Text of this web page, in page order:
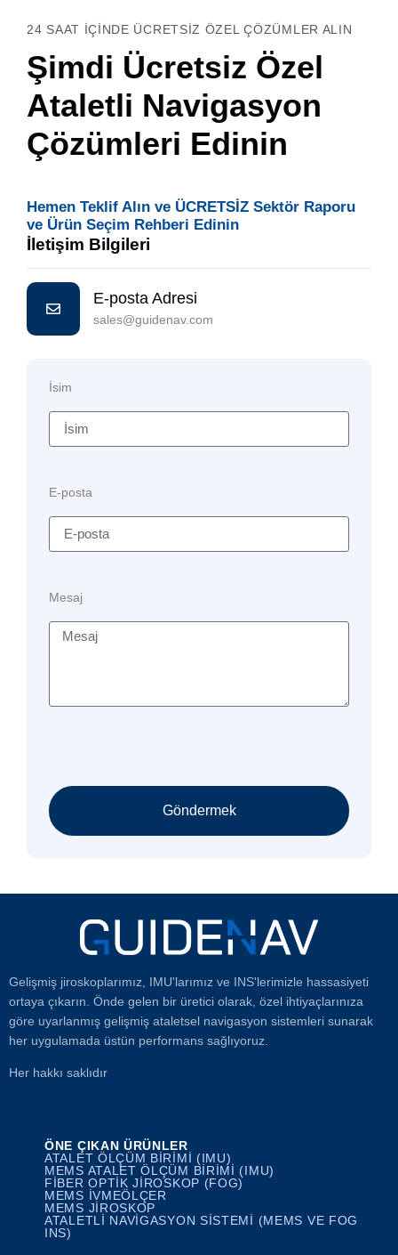
24 SAAT IÇINDE ÜCRETSIZ ÖZEL ÇÖZÜMLER ALIN
Şimdi Ücretsiz Özel
Ataletli Navigasyon
Çözümleri Edinin
Hemen Teklif Alın ve ÜCRETSİZ Sektör Raporu
ve Ürün Seçim Rehberi Edinin
İletişim Bilgileri
E-posta Adresi
sales@guidenav.com
İsim
E-posta
Mesaj
Göndermek
Gelişmiş jiroskoplarımız, IMU'larımız ve INS'lerimizle hassasiyeti
ortaya çıkarın. Önde gelen bir üretici olarak, özel ihtiyaçlarınıza
göre uyarlanmış gelişmiş ataletsel navigasyon sistemleri sunarak
her uygulamada üstün performans sağlıyoruz.
Her hakkı saklıdır
ÖNE ÇIKAN ÜRÜNLER
ATALET ÖLÇÜM BIRIMI (IMU)
MEMS ATALET ÖLÇÜM BIRIMI (IMU)
FIBER OPTIK JIROSKOP (FOG)
MEMS İVMEÖLÇER
MEMS JIROSKOP
ATALETLI NAVIGASYON SISTEMI (MEMS VE FOG
INS)